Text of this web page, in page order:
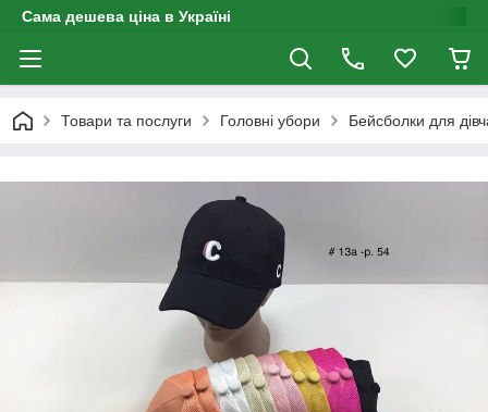
Сама дешева ціна в Україні
Товари та послуги Головні убори Бейсболки для